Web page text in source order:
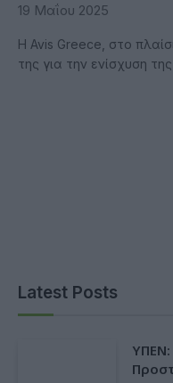
19 Μαΐου 2025
Η Avis Greece, στο
της για την ενίσχυση
Latest Posts
ΥΠΕΝ: